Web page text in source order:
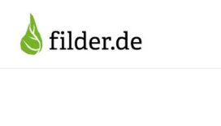
Inhalt
springen